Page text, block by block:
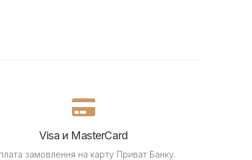
Visa и MasterCard
замовлення на карту Приват Банку.